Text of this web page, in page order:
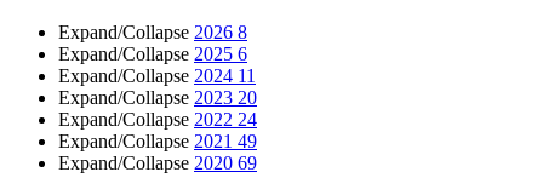
Expand/Collapse 2026 8
Expand/Collapse 2025 6
Expand/Collapse 2024 11
Expand/Collapse 2023 20
Expand/Collapse 2022 24
Expand/Collapse 2021 49
Expand/Collapse 2020 69